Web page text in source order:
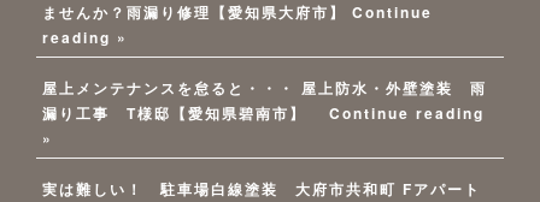
ませんか？雨漏り修理【愛知県大府市】
Continue
reading »
屋上メンテナンスを怠ると・・・ 屋上防水・外壁塗装 雨
漏り工事 T様邸【愛知県碧南市】
Continue reading
»
実は難しい！ 駐車場白線塗装 大府市共和町 Fアパート